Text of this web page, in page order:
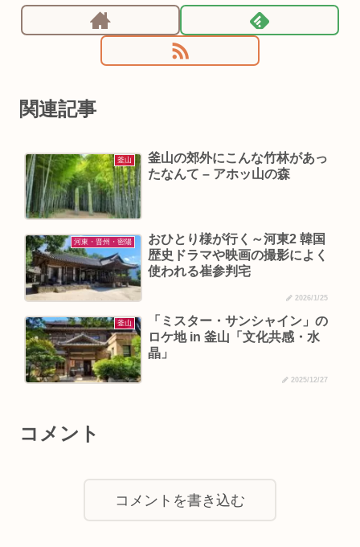
関連記事
釜山
釜山の郊外にこんな竹林があっ
たなんて – アホッ山の森
河東・晋州・密陽
おひとり様が行く～河東2 韓国
歴史ドラマや映画の撮影によく
使われる崔参判宅
2026/1/25
釜山
「ミスター・サンシャイン」の
ロケ地 in 釜山「文化共感・水
晶」
2025/12/27
コメント
コメントを書き込む